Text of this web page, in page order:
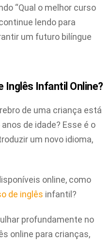
“Qual o melhor curso
lendo para
um futuro bilíngue
Inglês Infantil Online?
de uma criança está
de idade? Esse é o
um novo idioma,
online, como
de inglês infantil?
profundamente no
online para crianças,